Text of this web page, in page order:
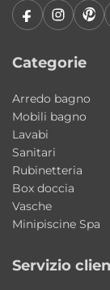
•
• Facile da
• Ottimo
•
• Lunga
•
L’acrilico
più a lungo
Categorie
Arredo bagno
Mobili bagno
Lavabi
Sanitari
Rubinetteria
Box doccia
Vasche
Minipiscine Spa
Servizio